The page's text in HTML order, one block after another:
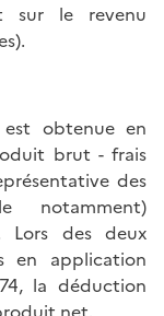
sur le revenu
obtenue en
brut - frais
des
notamment)
des deux
en application
la déduction